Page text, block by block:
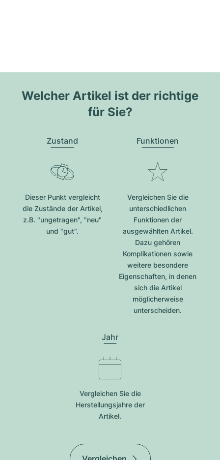
Welcher Artikel ist der richtige
für Sie?
Zustand
Dieser Punkt vergleicht
die Zustände der Artikel,
z.B. "ungetragen", "neu"
und "gut".
Funktionen
Vergleichen Sie die
unterschiedlichen
Funktionen der
ausgewählten Artikel.
Dazu gehören
Komplikationen sowie
weitere besondere
Eigenschaften, in denen
sich die Artikel
möglicherweise
unterscheiden.
Jahr
Vergleichen Sie die
Herstellungsjahre der
Artikel.